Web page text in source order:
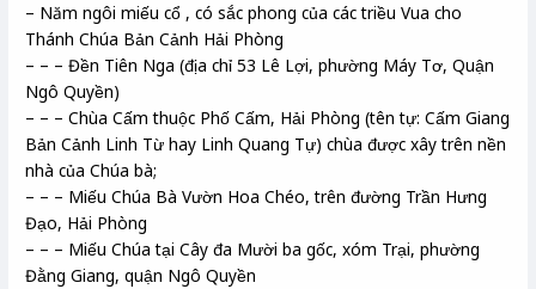
– Năm ngôi miếu cổ , có sắc phong của các triều Vua cho
Thánh Chúa Bản Cảnh Hải Phòng
– – – Đền Tiên Nga (địa chỉ 53 Lê Lợi, phường Máy Tơ, Quận
Ngô Quyền)
– – – Chùa Cấm thuộc Phố Cấm, Hải Phòng (tên tự: Cấm Giang
Bản Cảnh Linh Từ hay Linh Quang Tự) chùa được xây trên nền
nhà của Chúa bà;
– – – Miếu Chúa Bà Vườn Hoa Chéo, trên đường Trần Hưng
Đạo, Hải Phòng
– – – Miếu Chúa tại Cây đa Mười ba gốc, xóm Trại, phường
Đằng Giang, quận Ngô Quyền